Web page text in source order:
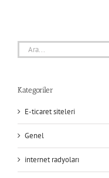
Ara:
Kategoriler
E-ticaret siteleri
Genel
internet radyoları